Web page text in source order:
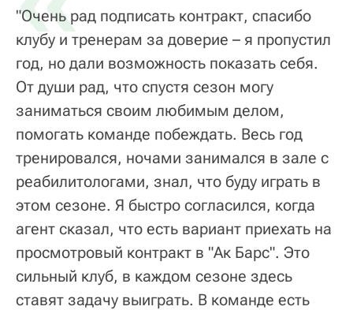
"Очень рад подписать контракт, спасибо
клубу и тренерам за доверие – я пропустил
год, но дали возможность показать себя.
От души рад, что спустя сезон могу
заниматься своим любимым делом,
помогать команде побеждать. Весь год
тренировался, ночами занимался в зале с
реабилитологами, знал, что буду играть в
этом сезоне. Я быстро согласился, когда
агент сказал, что есть вариант приехать на
просмотровый контракт в "Ак Барс". Это
сильный клуб, в каждом сезоне здесь
ставят задачу выиграть. В команде есть